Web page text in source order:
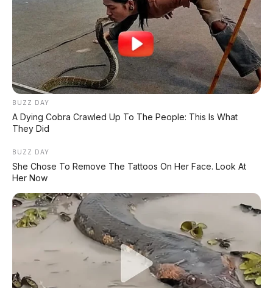
PALING BANYAKDIBACA
Huawei AITO M9: SUV Premium 903 HP dengan
Teknologi Huawei Full-Stack
Xpeng GX: SUV Full-Size Premium dengan AI
BUZZ DAY
A Dying Cobra Crawled Up To The People: This Is What
They Did
BUZZ DAY
She Chose To Remove The Tattoos On Her Face. Look At
Her Now